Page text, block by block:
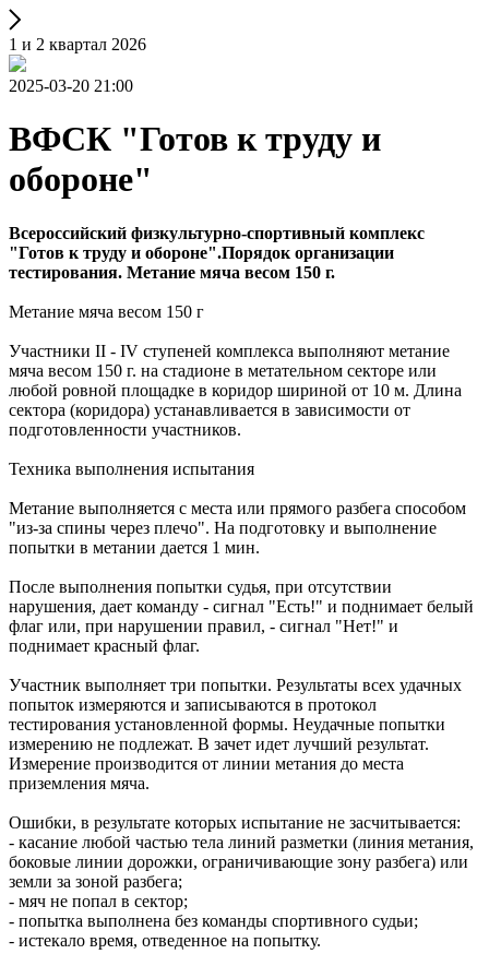
1 и 2 квартал 2026
2025-03-20 21:00
ВФСК "Готов к труду и
обороне"
Всероссийский физкультурно-спортивный комплекс
"Готов к труду и обороне".Порядок организации
тестирования. Метание мяча весом 150 г.
Метание мяча весом 150 г
Участники II - IV ступеней комплекса выполняют метание
мяча весом 150 г. на стадионе в метательном секторе или
любой ровной площадке в коридор шириной от 10 м. Длина
сектора (коридора) устанавливается в зависимости от
подготовленности участников.
Техника выполнения испытания
Метание выполняется с места или прямого разбега способом
"из-за спины через плечо". На подготовку и выполнение
попытки в метании дается 1 мин.
После выполнения попытки судья, при отсутствии
нарушения, дает команду - сигнал "Есть!" и поднимает белый
флаг или, при нарушении правил, - сигнал "Нет!" и
поднимает красный флаг.
Участник выполняет три попытки. Результаты всех удачных
попыток измеряются и записываются в протокол
тестирования установленной формы. Неудачные попытки
измерению не подлежат. В зачет идет лучший результат.
Измерение производится от линии метания до места
приземления мяча.
Ошибки, в результате которых испытание не засчитывается:
- касание любой частью тела линий разметки (линия метания,
боковые линии дорожки, ограничивающие зону разбега) или
земли за зоной разбега;
- мяч не попал в сектор;
- попытка выполнена без команды спортивного судьи;
- истекало время, отведенное на попытку.